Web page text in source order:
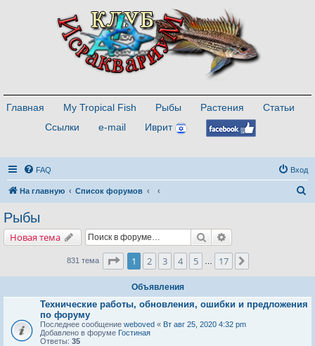
Главная My Tropical Fish Рыбы Растения
Статьи
Ссылки
e-mail Иврит
FAQ Вход
На главную Список форумов
Рыбы
Новая тема Поиск
831 тема Страница1 из
1 2 3 4 5 17
Объявления
Технические работы, обновления, ошибки и предложения
по форуму
Последнее сообщение weboved « Вт авг 25, 2020 4:32 pm
Добавлено в форуме Гостиная
Ответы: 35